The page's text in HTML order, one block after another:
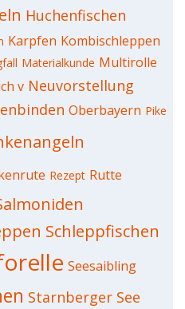
Huchenfischen
Karpfen Kombischleppen
Materialkunde Multirolle
v Neuvorstellung
Oberbayern Pike
Rezept Rutte
Schleppfischen
Seesaibling
Starnberger See